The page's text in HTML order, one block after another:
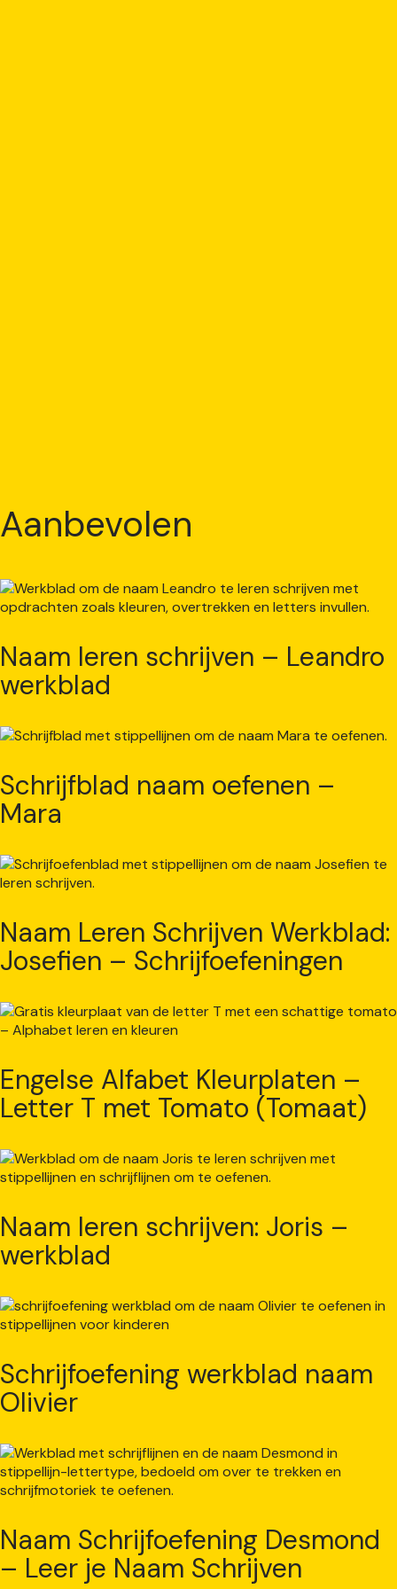
Aanbevolen
Naam leren schrijven – Leandro
werkblad
Schrijfblad naam oefenen –
Mara
Naam Leren Schrijven Werkblad:
Josefien – Schrijfoefeningen
Engelse Alfabet Kleurplaten –
Letter T met Tomato (Tomaat)
Naam leren schrijven: Joris –
werkblad
Schrijfoefening werkblad naam
Olivier
Naam Schrijfoefening Desmond
– Leer je Naam Schrijven